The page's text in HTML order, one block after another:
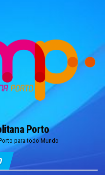
Porto
para todo Mundo